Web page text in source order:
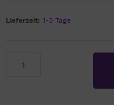
Lieferzeit: 1-3 Tage